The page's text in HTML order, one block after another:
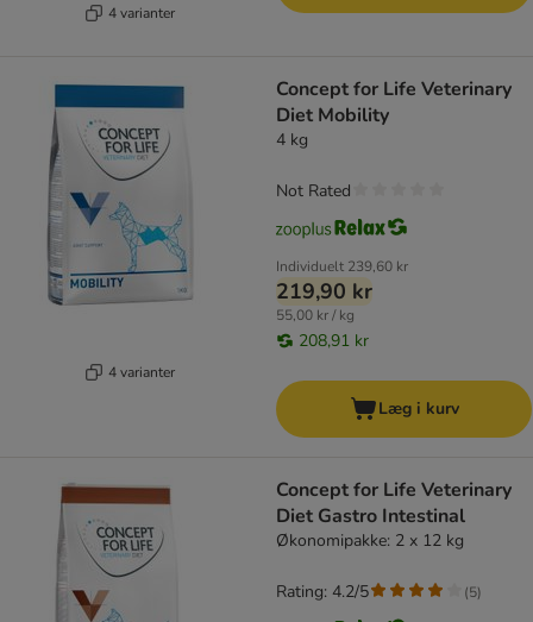
4 varianter
4 varianter
Concept for Life Veterinary
Diet Mobility
4 kg
Individuelt 239,60 kr
219,90 kr
55,00 kr / kg
208,91 kr
Not Rated
Læg i kurv
Concept for Life Veterinary
Diet Gastro Intestinal
Økonomipakke: 2 x 12 kg
Rating: 4.2/5 (5)